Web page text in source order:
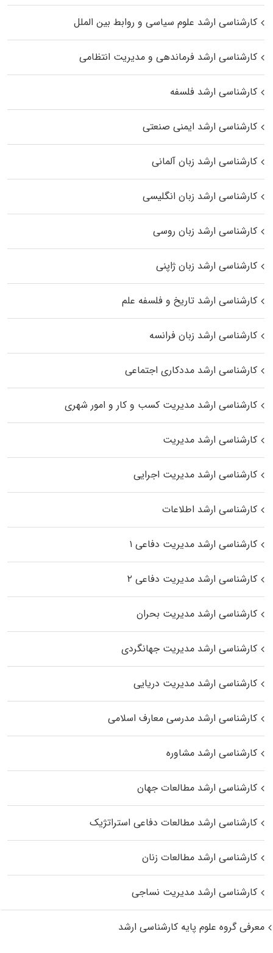
کارشناسی ارشد علوم سیاسی و روابط بین الملل
کارشناسی ارشد فرماندهی و مدیریت انتظامی
کارشناسی ارشد فلسفه
کارشناسی ارشد ایمنی صنعتی
کارشناسی ارشد زبان آلمانی
کارشناسی ارشد زبان انگلیسی
کارشناسی ارشد زبان روسی
کارشناسی ارشد زبان ژاپنی
کارشناسی ارشد تاریخ و فلسفه علم
کارشناسی ارشد زبان فرانسه
کارشناسی ارشد مددکاری اجتماعی
کارشناسی ارشد مدیریت کسب و کار و امور شهری
کارشناسی ارشد مدیریت
کارشناسی ارشد مدیریت اجرایی
کارشناسی ارشد اطلاعات
کارشناسی ارشد مدیریت دفاعی ۱
کارشناسی ارشد مدیریت دفاعی ۲
کارشناسی ارشد مدیریت بحران
کارشناسی ارشد مدیریت جهانگردی
کارشناسی ارشد مدیریت دریایی
کارشناسی ارشد مدرسی معارف اسلامی
کارشناسی ارشد مشاوره
کارشناسی ارشد مطالعات جهان
کارشناسی ارشد مطالعات دفاعی استراتژیک
کارشناسی ارشد مطالعات زنان
کارشناسی ارشد مدیریت نساجی
معرفی گروه علوم پایه کارشناسی ارشد